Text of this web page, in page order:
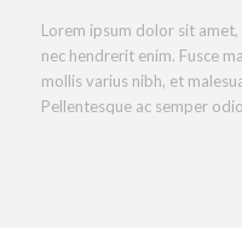
Lorem ipsum dolor sit
nec hendrerit enim. Fusce
mollis varius nibh, et
Pellentesque ac semper